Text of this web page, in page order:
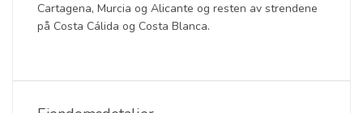
Cartagena, Murcia og Alicante og resten av strendene
på Costa Cálida og Costa Blanca.